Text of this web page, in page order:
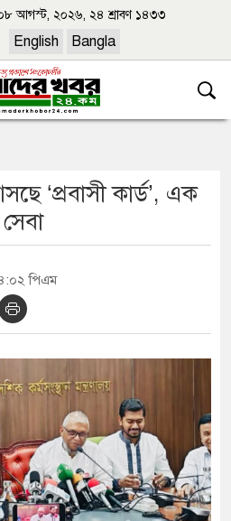
আগস্ট, ২০২৬, ২৪ শ্রাবণ ১৪৩৩
English Bangla
‘প্রবাসী কার্ড’, এক
পিএম